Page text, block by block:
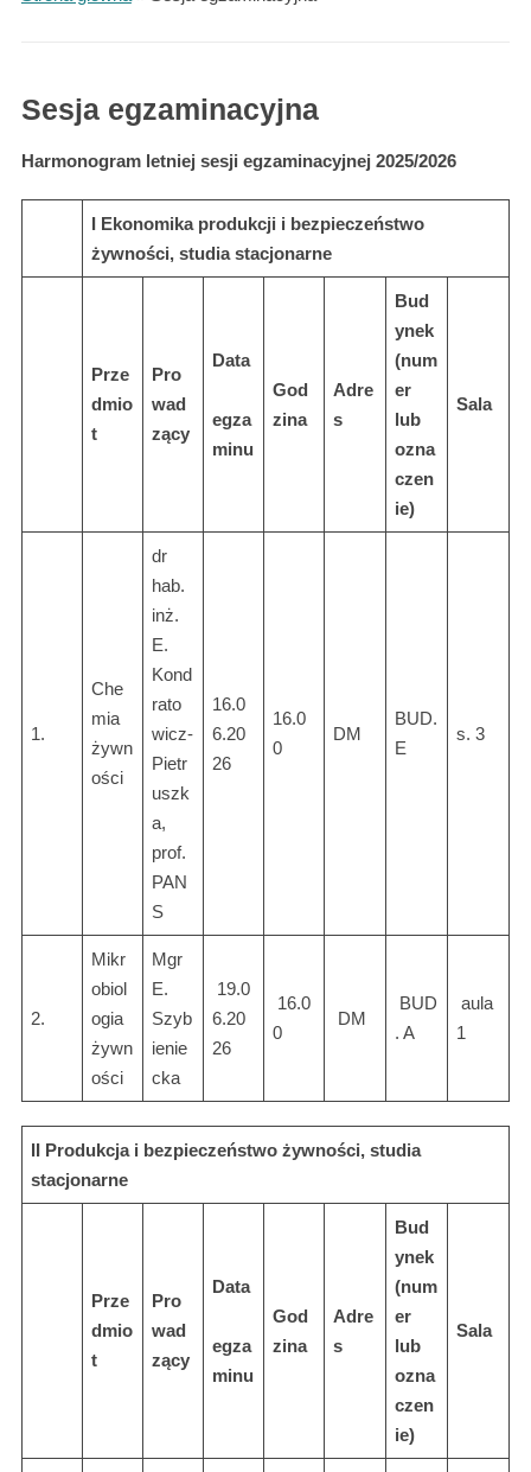
Sesja egzaminacyjna
Harmonogram letniej sesji egzaminacyjnej 2025/2026
I Ekonomika produkcji i bezpieczeństwo
żywności, studia stacjonarne
Prze
dmio
t
Pro
wad
zący
Data
egza
minu
God
zina
Adre
s
Bud
ynek
(num
er
lub
ozna
czen
ie)
Sala
1.
Che
mia
żywn
ości
dr
hab.
inż.
E.
Kond
rato
wicz-
Pietr
uszk
a,
prof.
PAN
S
16.0
6.20
26
16.0
0
DM
BUD.
E
s. 3
2.
Mikr
obiol
ogia
żywn
ości
Mgr
E.
Szyb
ienie
cka
19.0
6.20
26
16.0
0
DM
BUD
. A
aula
1
II Produkcja i bezpieczeństwo żywności, studia
stacjonarne
Prze
dmio
t
Pro
wad
zący
Data
egza
minu
God
zina
Adre
s
Bud
ynek
(num
er
lub
ozna
czen
ie)
Sala